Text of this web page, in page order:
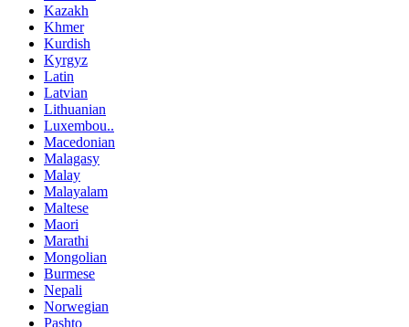
Kazakh
Khmer
Kurdish
Kyrgyz
Latin
Latvian
Lithuanian
Luxembou..
Macedonian
Malagasy
Malay
Malayalam
Maltese
Maori
Marathi
Mongolian
Burmese
Nepali
Norwegian
Pashto